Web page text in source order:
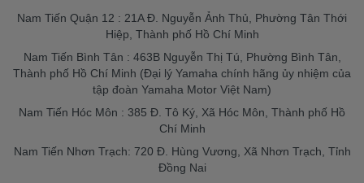
Nam Tiến Quận 12 : 21A Đ. Nguyễn Ảnh Thủ, Phường Tân Thới
Hiệp, Thành phố Hồ Chí Minh
Nam Tiến Bình Tân : 463B Nguyễn Thị Tú, Phường Bình Tân,
Thành phố Hồ Chí Minh (Đại lý Yamaha chính hãng ủy nhiệm của
tập đoàn Yamaha Motor Việt Nam)
Nam Tiến Hóc Môn : 385 Đ. Tô Ký, Xã Hóc Môn, Thành phố Hồ
Chí Minh
Nam Tiến Nhơn Trạch: 720 Đ. Hùng Vương, Xã Nhơn Trạch, Tỉnh
Đồng Nai